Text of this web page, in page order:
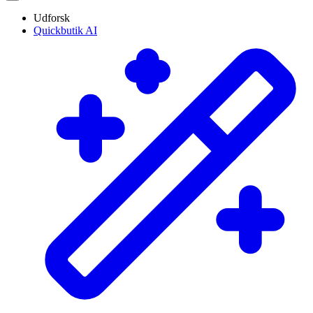
Udforsk
Quickbutik AI